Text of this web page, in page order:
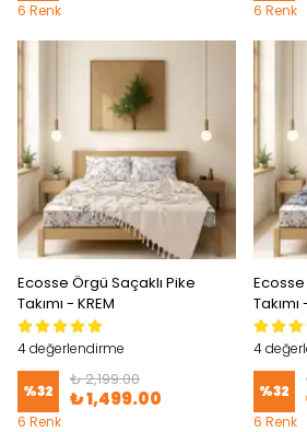
6 Renk 6 Renk
Ecosse Örgü Saçaklı Pike
Takımı - KREM
4 değerlendirme
%32
₺ 2,199.00
₺ 1,499.00
6 Renk
Ecosse
Takımı
4
%32
6 Renk